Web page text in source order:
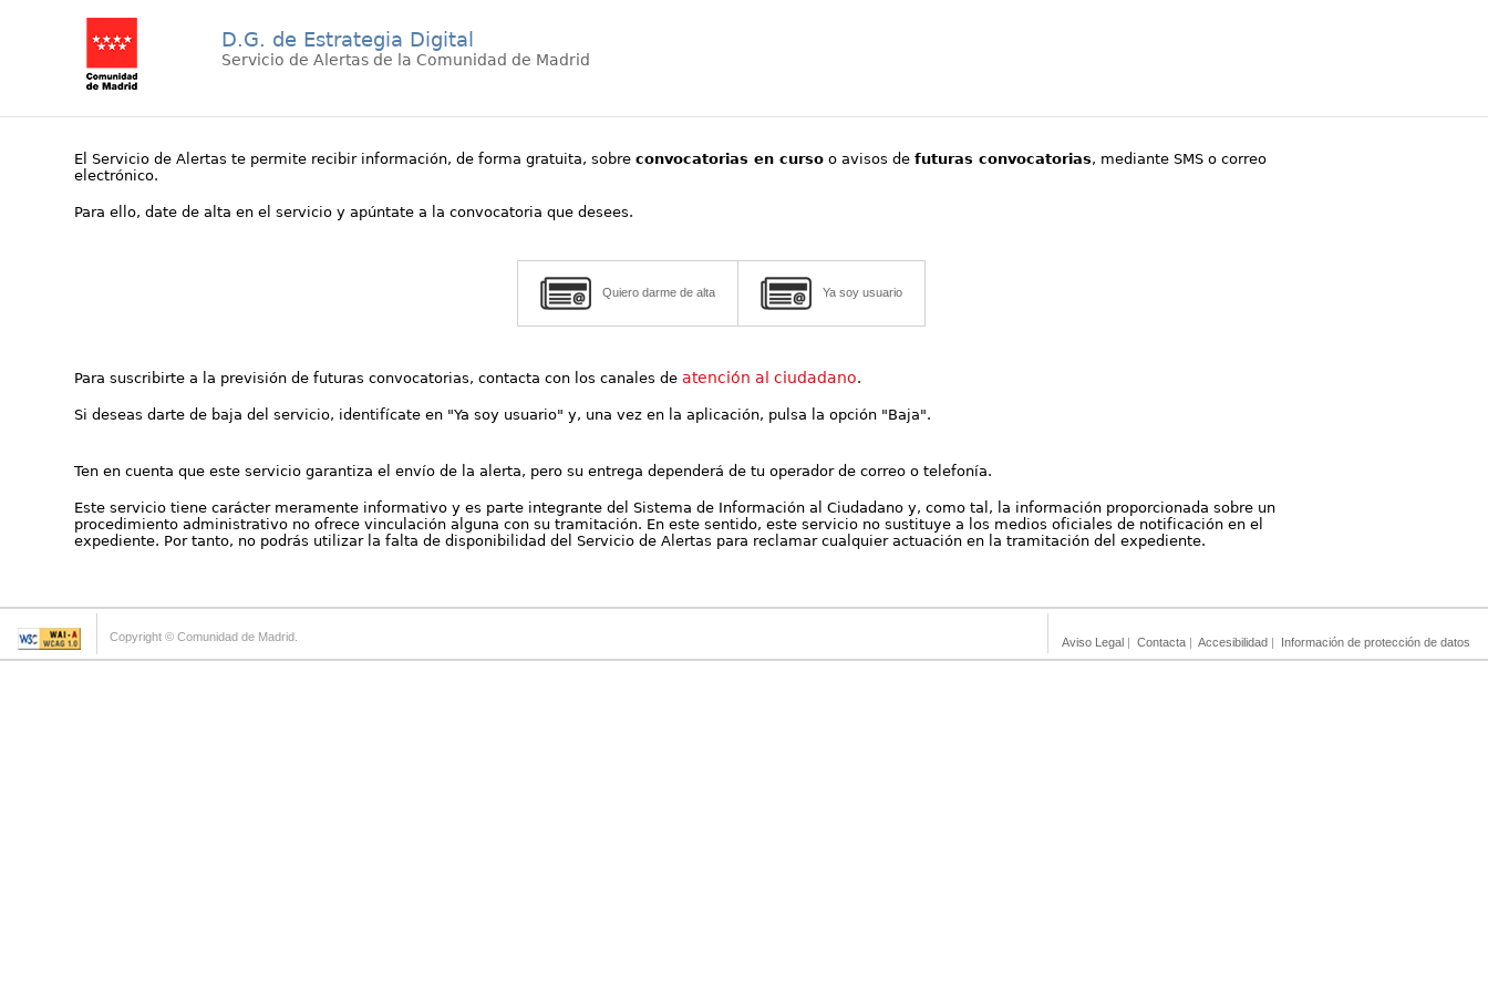
D.G. de Estrategia Digital
Servicio de Alertas de la Comunidad de Madrid
El Servicio de Alertas te permite recibir información, de forma gratuita, sobreconvocatorias en curso o avisos defuturas convocatorias, mediante SMS o correo
electrónico.
Para ello, date de alta en el servicio y apúntate a la convocatoria que desees.
Quiero darme de alta Ya soy usuario
Para suscribirte a la previsión de futuras convocatorias, contacta con los canales deatención al ciudadano.
Si deseas darte de baja del servicio, identifícate en "Ya soy usuario" y, una vez en la aplicación, pulsa la opción "Baja".
Ten en cuenta que este servicio garantiza el envío de la alerta, pero su entrega dependerá de tu operador de correo o telefonía.
Este servicio tiene carácter meramente informativo y es parte integrante del Sistema de Información al Ciudadano y, como tal, la información proporcionada sobre un
procedimiento administrativo no ofrece vinculación alguna con su tramitación. En este sentido, este servicio no sustituye a los medios oficiales de notificación en el
expediente. Por tanto, no podrás utilizar la falta de disponibilidad del Servicio de Alertas para reclamar cualquier actuación en la tramitación del expediente.
Copyright © Comunidad de Madrid. Aviso Legal | Contacta | Accesibilidad | Información de protección de datos